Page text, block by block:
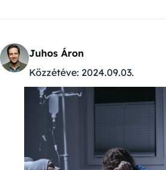
Juhos Áron
Közzétéve: 2024.09.03.